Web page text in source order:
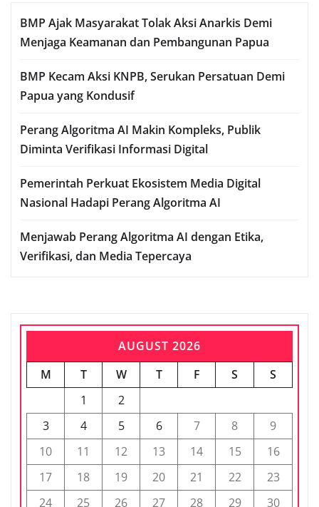
BMP Ajak Masyarakat Tolak Aksi Anarkis Demi
Menjaga Keamanan dan Pembangunan Papua
BMP Kecam Aksi KNPB, Serukan Persatuan Demi
Papua yang Kondusif
Perang Algoritma AI Makin Kompleks, Publik
Diminta Verifikasi Informasi Digital
Pemerintah Perkuat Ekosistem Media Digital
Nasional Hadapi Perang Algoritma AI
Menjawab Perang Algoritma AI dengan Etika,
Verifikasi, dan Media Tepercaya
AUGUST 2026
M
T W T F S
S
1
2
3
4 5 6 7 8
9
10
11 12 13 14 15
16
17
18 19 20 21 22
23
24
25 26 27 28 29
30